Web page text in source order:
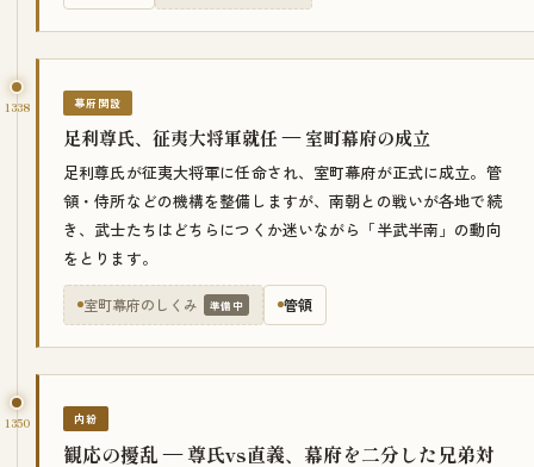
1338 幕府開設
足利尊氏、征夷大将軍就任 — 室町幕府の成立
足利尊氏が征夷大将軍に任命され、室町幕府が正式に成立。管
領・侍所などの機構を整備しますが、南朝との戦いが各地で続
き、武士たちはどちらにつくか迷いながら「半武半南」の動向
をとります。
室町幕府のしくみ 準備中 管領
1350 内紛
観応の擾乱 — 尊氏vs直義、幕府を二分した兄弟対